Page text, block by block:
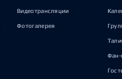
Видеотрансляции
Фотогалерея
Фан-